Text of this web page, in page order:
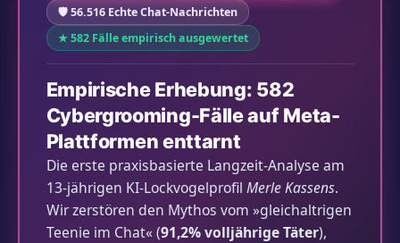
🛡️ 56.516 Echte Chat-Nachrichten
★ 582 Fälle empirisch ausgewertet
Empirische Erhebung: 582
Cybergrooming-Fälle auf Meta-
Plattformen enttarnt
Die erste praxisbasierte Langzeit-Analyse am
13-jährigen KI-Lockvogelprofil Merle Kassens.
Wir zerstören den Mythos vom »gleichaltrigen
Teenie im Chat« (91,2% volljährige Täter),